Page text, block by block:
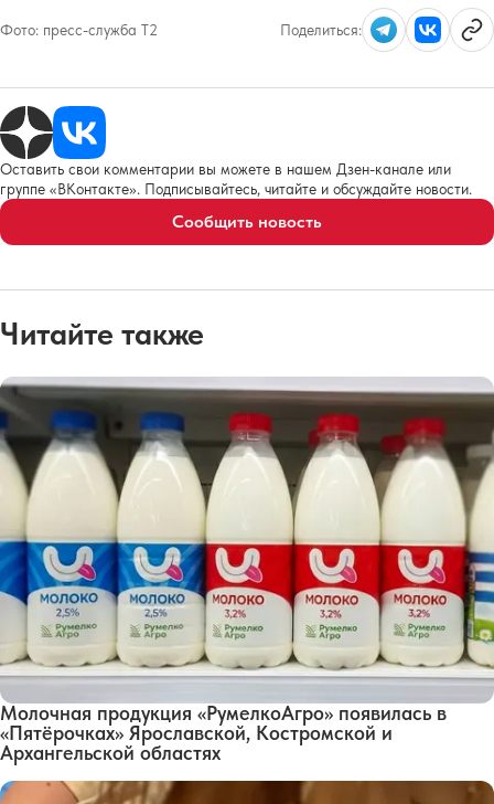
Фото: пресс-служба Т2 Поделиться:
Оставить свои комментарии вы можете в нашем Дзен-канале или
группе «ВКонтакте». Подписывайтесь, читайте и обсуждайте новости.
Сообщить новость
Читайте также
Молочная продукция «РумелкоАгро» появилась в
«Пятёрочках» Ярославской, Костромской и
Архангельской областях